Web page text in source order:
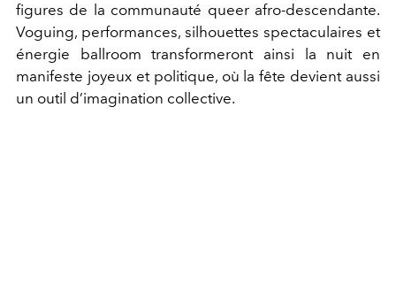
figures de la communauté queer afro-descendante.
Voguing, performances, silhouettes spectaculaires et
énergie ballroom transformeront ainsi la nuit en
manifeste joyeux et politique, où la fête devient aussi
un outil d’imagination collective.